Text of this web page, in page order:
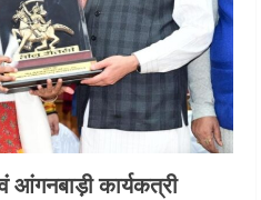
आंगनबाड़ी कार्यकत्री